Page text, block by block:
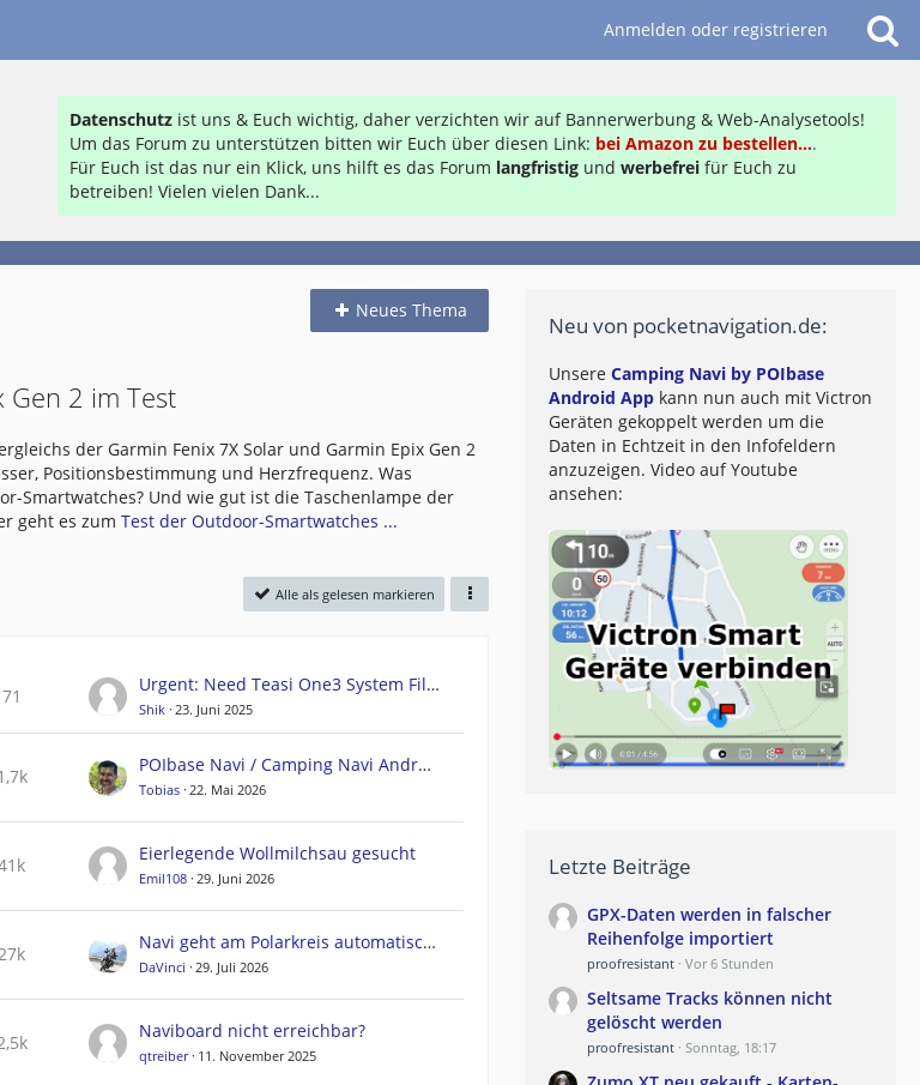
Anmelden oder registrieren
Datenschutz ist uns & Euch wichtig, daher verzichten wir auf Bannerwerbung & Web-Analysetools!
Um das Forum zu unterstützen bitten wir Euch über diesen Link: bei Amazon zu bestellen....
Für Euch ist das nur ein Klick, uns hilft es das Forum langfristig und werbefrei für Euch zu
betreiben! Vielen vielen Dank...
Neues Thema
2 im Test
der Garmin Fenix 7X Solar und Garmin Epix Gen 2
Positionsbestimmung und Herzfrequenz. Was
Smartwatches? Und wie gut ist die Taschenlampe der
geht es zumTest der Outdoor-Smartwatches ...
Alle als gelesen markieren
71
Urgent: Need Teasi One3 System Files (Windows CE) - PC recognizes it as Mass Storage!
Shik 23. Juni 2025
POIbase Navi / Camping Navi Android App
Tobias 22. Mai 2026
Eierlegende Wollmilchsau gesucht
Emil108 29. Juni 2026
Navi geht am Polarkreis automatisch in Nachtmodus
DaVinci 29. Juli 2026
Naviboard nicht erreichbar?
qtreiber 11. November 2025
Neu von pocketnavigation.de:
Unsere Camping Navi by POIbase
Android App kann nun auch mit Victron
Geräten gekoppelt werden um die
Daten in Echtzeit in den Infofeldern
anzuzeigen. Video auf Youtube
ansehen:
Letzte Beiträge
GPX-Daten werden in falscher
Reihenfolge importiert
proofresistant Vor 6 Stunden
Seltsame Tracks können nicht
gelöscht werden
proofresistant Sonntag, 18:17